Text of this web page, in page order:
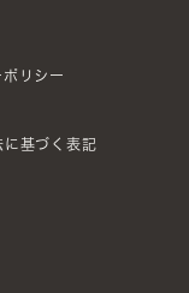
リシー
に基づく表記